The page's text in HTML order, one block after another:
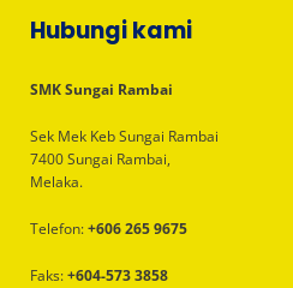
Hubungi kami
SMK Sungai Rambai
Sek Mek Keb Sungai Rambai
7400 Sungai Rambai,
Melaka.
Telefon:+606 265 9675
Faks:+604-573 3858